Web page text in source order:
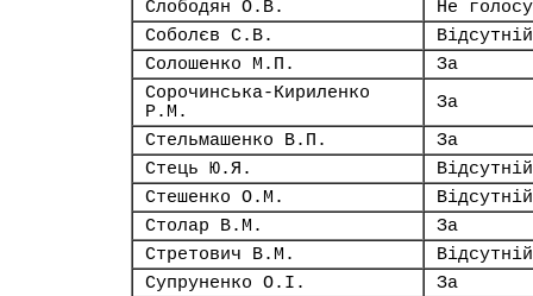
Слободян О.В.
Не
Соболєв С.В.
Відсутній
Солошенко М.П.
За
Сорочинська-Кириленко
Р.М.
За
Стельмашенко В.П.
За
Стець Ю.Я.
Відсутній
Стешенко О.М.
Відсутній
Столар В.М.
За
Стретович В.М.
Відсутній
Супруненко О.І.
За